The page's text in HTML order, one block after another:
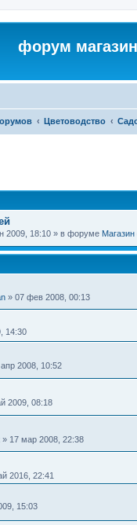
форум
Цветоводство
2009, 18:10 » в форуме Магазин
» 07 фев 2008, 00:13
14:30
апр 2008, 10:52
2009, 08:18
» 17 мар 2008, 22:38
2016, 22:41
15:03